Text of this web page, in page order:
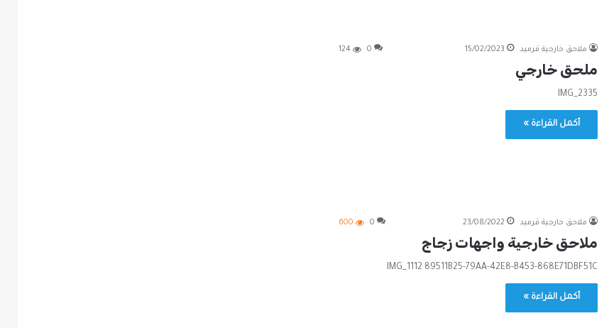
ملاحق خارجية قرميد 15/02/2023
0
124
ملحق خارجي
IMG_2335
أكمل القراءة »
ملاحق خارجية قرميد 23/08/2022
0
600
ملاحق خارجية واجهات زجاج
IMG_1112 89511B25-79AA-42E8-B453-868E71DBF51C
أكمل القراءة »